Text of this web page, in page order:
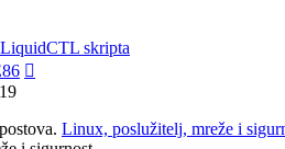
skripta
Linux, poslužitelj, mreže i